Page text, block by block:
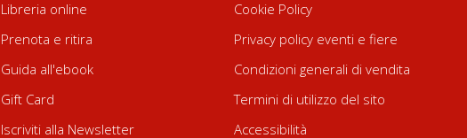
Libreria online
Prenota e ritira
Guida all'ebook
Gift Card
Iscriviti alla Newsletter
Cookie Policy
Privacy policy eventi e fiere
Condizioni generali di vendita
Termini di utilizzo del sito
Accessibilità